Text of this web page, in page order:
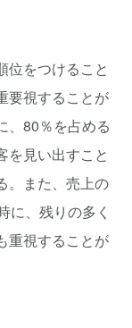
位をつけること
要視することが
、80％を占める
を見い出すこと
。また、売上の
に、残りの多く
重視することが